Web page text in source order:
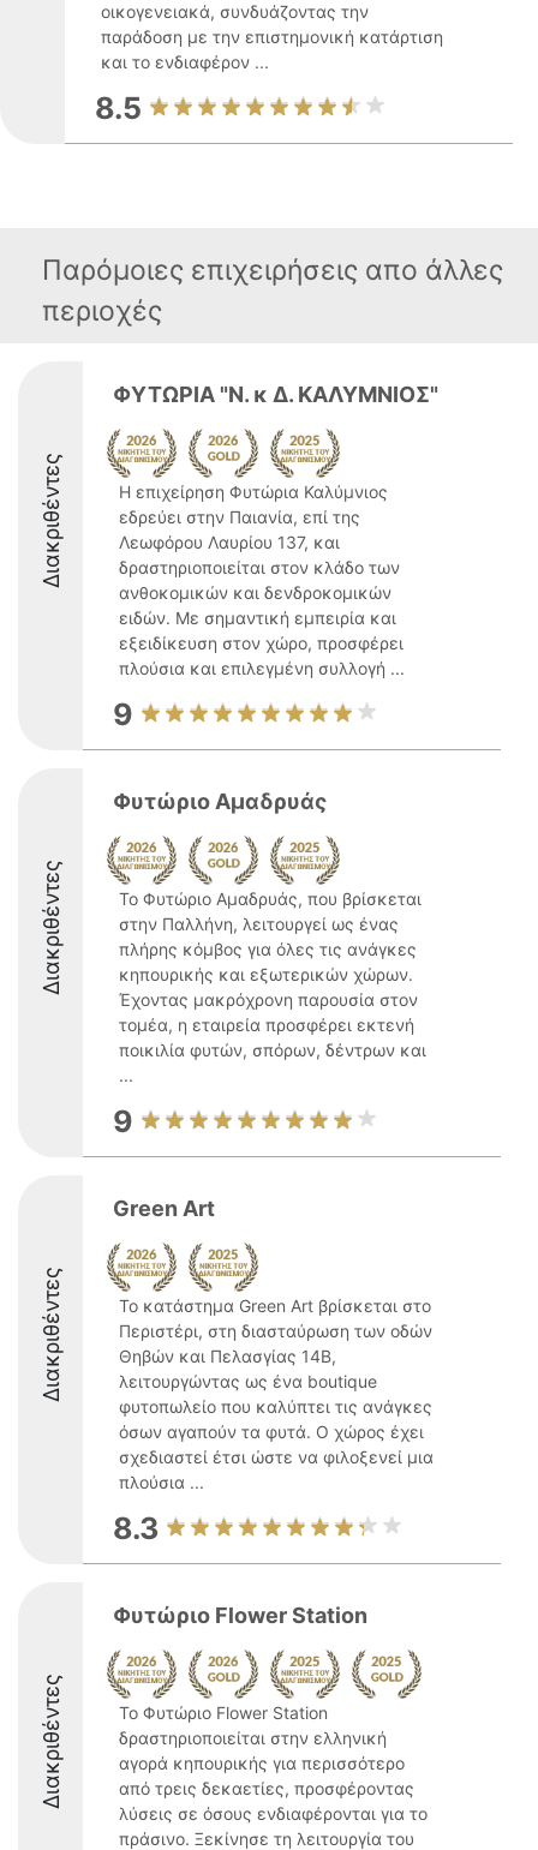
οικογενειακά, συνδυάζοντας την
παράδοση με την επιστημονική κατάρτιση
και το ενδιαφέρον ...
8.5
Παρόμοιες επιχειρήσεις απο άλλες
περιοχές
Διακριθέντες
ΦΥΤΩΡΙΑ "Ν. κ Δ. ΚΑΛΥΜΝΙΟΣ"
Η επιχείρηση Φυτώρια Καλύμνιος
εδρεύει στην Παιανία, επί της
Λεωφόρου Λαυρίου 137, και
δραστηριοποιείται στον κλάδο των
ανθοκομικών και δενδροκομικών
ειδών. Με σημαντική εμπειρία και
εξειδίκευση στον χώρο, προσφέρει
πλούσια και επιλεγμένη συλλογή ...
9
Διακριθέντες
Φυτώριο Αμαδρυάς
Το Φυτώριο Αμαδρυάς, που βρίσκεται
στην Παλλήνη, λειτουργεί ως ένας
πλήρης κόμβος για όλες τις ανάγκες
κηπουρικής και εξωτερικών χώρων.
Έχοντας μακρόχρονη παρουσία στον
τομέα, η εταιρεία προσφέρει εκτενή
ποικιλία φυτών, σπόρων, δέντρων και
...
9
Διακριθέντες
Green Art
Το κατάστημα Green Art βρίσκεται στο
Περιστέρι, στη διασταύρωση των οδών
Θηβών και Πελασγίας 14Β,
λειτουργώντας ως ένα boutique
φυτοπωλείο που καλύπτει τις ανάγκες
όσων αγαπούν τα φυτά. Ο χώρος έχει
σχεδιαστεί έτσι ώστε να φιλοξενεί μια
πλούσια ...
8.3
Διακριθέντες
Φυτώριο Flower Station
Το Φυτώριο Flower Station
δραστηριοποιείται στην ελληνική
αγορά κηπουρικής για περισσότερο
από τρεις δεκαετίες, προσφέροντας
λύσεις σε όσους ενδιαφέρονται για το
πράσινο. Ξεκίνησε τη λειτουργία του